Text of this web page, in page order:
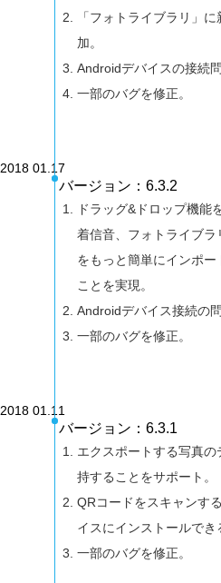
「フォトライブラリ」
加。
Androidデバイスの接続
一部のバグを修正。
2018 01.17
バージョン：6.3.2
ドラッグ&ドロップ機能
着信音、フォトライブラ
をもっと簡単にインポ
ことを実現。
Androidデバイス接続の
一部のバグを修正。
2018 01.11
バージョン：6.3.1
エクスポートする写真
持することをサポート。
QRコードをスキャンす
イスにインストールでき
一部のバグを修正。